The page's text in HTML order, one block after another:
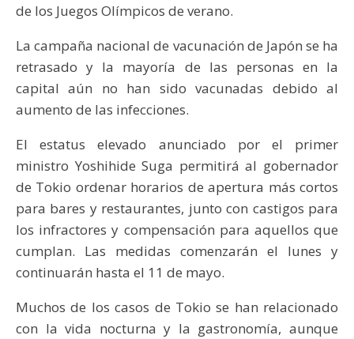
de los Juegos Olímpicos de verano.
La campaña nacional de vacunación de Japón se ha
retrasado y la mayoría de las personas en la
capital aún no han sido vacunadas debido al
aumento de las infecciones.
El estatus elevado anunciado por el primer
ministro Yoshihide Suga permitirá al gobernador
de Tokio ordenar horarios de apertura más cortos
para bares y restaurantes, junto con castigos para
los infractores y compensación para aquellos que
cumplan. Las medidas comenzarán el lunes y
continuarán hasta el 11 de mayo.
Muchos de los casos de Tokio se han relacionado
con la vida nocturna y la gastronomía, aunque